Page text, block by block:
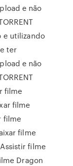
e não
e utilizando
ter
e não
filme
filme
filme
filme
filme
Dragon